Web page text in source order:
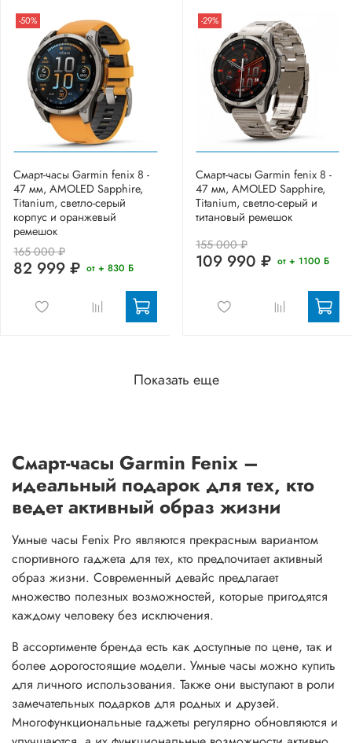
-50%
Смарт-часы Garmin fenix 8 -
47 мм, AMOLED Sapphire,
Titanium, светло-серый
корпус и оранжевый
ремешок
165 000 ₽
82 999 ₽ от + 830 Б
-29%
Смарт-часы Garmin fenix 8 -
47 мм, AMOLED Sapphire,
Titanium, светло-серый и
титановый ремешок
155 000 ₽
109 990 ₽ от + 1100 Б
Показать еще
Смарт-часы Garmin Fenix –
идеальный подарок для тех, кто
ведет активный образ жизни
Умные часы Fenix Pro являются прекрасным вариантом
спортивного гаджета для тех, кто предпочитает активный
образ жизни. Современный девайс предлагает
множество полезных возможностей, которые пригодятся
каждому человеку без исключения.
В ассортименте бренда есть как доступные по цене, так и
более дорогостоящие модели. Умные часы можно купить
для личного использования. Также они выступают в роли
замечательных подарков для родных и друзей.
Многофункциональные гаджеты регулярно обновляются и